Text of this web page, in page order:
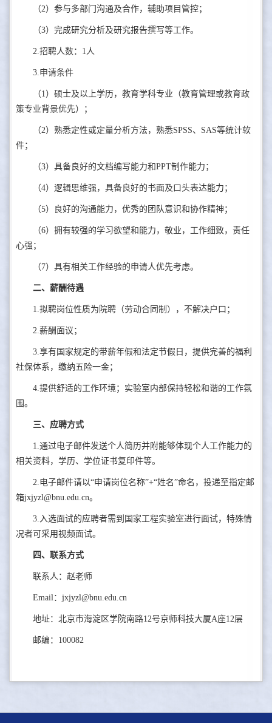
（2）参与多部门沟通及合作，辅助项目管控；
（3）完成研究分析及研究报告撰写等工作。
2.招聘人数：1人
3.申请条件
（1）硕士及以上学历，教育学科专业（教育管理或教育政
策专业背景优先）；
（2）熟悉定性或定量分析方法，熟悉SPSS、SAS等统计软
件；
（3）具备良好的文档编写能力和PPT制作能力；
（4）逻辑思维强，具备良好的书面及口头表达能力；
（5）良好的沟通能力，优秀的团队意识和协作精神；
（6）拥有较强的学习欲望和能力，敬业，工作细致，责任
心强；
（7）具有相关工作经验的申请人优先考虑。
二、薪酬待遇
1.拟聘岗位性质为院聘（劳动合同制），不解决户口；
2.薪酬面议；
3.享有国家规定的带薪年假和法定节假日，提供完善的福利
社保体系，缴纳五险一金；
4.提供舒适的工作环境；实验室内部保持轻松和谐的工作氛
围。
三、应聘方式
1.通过电子邮件发送个人简历并附能够体现个人工作能力的
相关资料，学历、学位证书复印件等。
2.电子邮件请以“申请岗位名称”+“姓名”命名，投递至指定邮
箱jxjyzl@bnu.edu.cn。
3.入选面试的应聘者需到国家工程实验室进行面试，特殊情
况者可采用视频面试。
四、联系方式
联系人：赵老师
Email：jxjyzl@bnu.edu.cn
地址：北京市海淀区学院南路12号京师科技大厦A座12层
邮编：100082